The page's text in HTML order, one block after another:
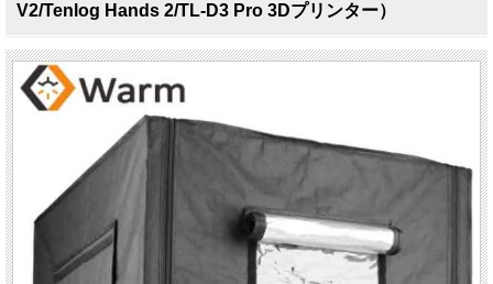
V2/Tenlog Hands 2/TL-D3 Pro 3Dプリンター）